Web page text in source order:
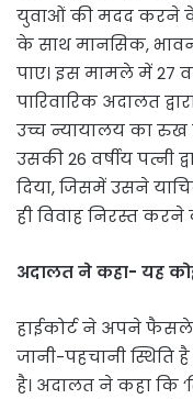
युवाओं की मदद करने
के साथ मानसिक,
पाए। इस मामले में 27
पारिवारिक अदालत
उच्च न्यायालय का रुख
उसकी 26 वर्षीय पत्नी
दिया, जिसमें उसने
ही विवाह निरस्त करने
अदालत ने कहा- यह
हाईकोर्ट ने अपने फैसले
जानी-पहचानी
है। अदालत ने कहा कि